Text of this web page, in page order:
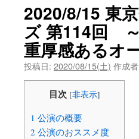
ツ
へ
ス
キ
2020/8/15 東
ズ 第114回
重厚感あるオ
投稿日: 2020/08/15(土) 作成
目次 [非表示]
1 公演の概要
2 公演のおススメ度